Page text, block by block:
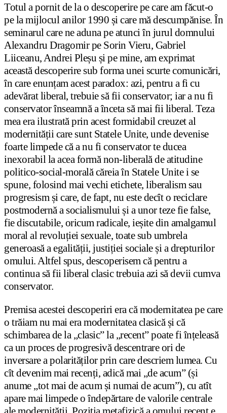
Totul a pornit de la o descoperire pe care am făcut-o
pe la mijlocul anilor 1990 și care mă descumpănise. În
seminarul care ne aduna pe atunci în jurul domnului
Alexandru Dragomir pe Sorin Vieru, Gabriel
Liiceanu, Andrei Pleșu și pe mine, am exprimat
această descoperire sub forma unei scurte comunicări,
în care enunțam acest paradox: azi, pentru a fi cu
adevărat liberal, trebuie să fii conservator; iar a nu fi
conservator înseamnă a înceta să mai fii liberal. Teza
mea era ilustrată prin acest formidabil creuzet al
modernității care sunt Statele Unite, unde devenise
foarte limpede că a nu fi conservator te ducea
inexorabil la acea formă non-liberală de atitudine
politico-social-morală căreia în Statele Unite i se
spune, folosind mai vechi etichete, liberalism sau
progresism și care, de fapt, nu este decît o reciclare
postmodernă a socialismului și a unor teze fie false,
fie discutabile, oricum radicale, ieșite din amalgamul
moral al revoluției sexuale, toate sub umbrela
generoasă a egalității, justiției sociale și a drepturilor
omului. Altfel spus, descoperisem că pentru a
continua să fii liberal clasic trebuia azi să devii cumva
conservator.
Premisa acestei descoperiri era că modernitatea pe care
o trăiam nu mai era modernitatea clasică și că
schimbarea de la „clasic” la „recent” poate fi înțeleasă
ca un proces de progresivă descentrare ori de
inversare a polarităților prin care descriem lumea. Cu
cît devenim mai recenți, adică mai „de acum” (și
anume „tot mai de acum și numai de acum”), cu atît
apare mai limpede o îndepărtare de valorile centrale